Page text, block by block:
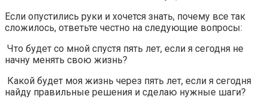
Если опустились руки и хочется знать, почему все так
сложилось, ответьте честно на следующие вопросы:
Что будет со мной спустя пять лет, если я сегодня не
начну менять свою жизнь?
Какой будет моя жизнь через пять лет, если я сегодня
найду правильные решения и сделаю нужные шаги?